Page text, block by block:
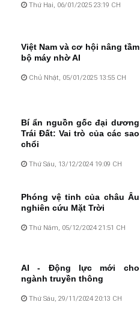
Thứ Hai, 06/01/2025 23:19 CH
Việt Nam và cơ hội nâng tầm
bộ máy nhờ AI
Chủ Nhật, 05/01/2025 13:55 CH
Bí ẩn nguồn gốc đại dương
Trái Đất: Vai trò của các sao
chổi
Thứ Sáu, 13/12/2024 19:09 CH
Phóng vệ tinh của châu Âu
nghiên cứu Mặt Trời
Thứ Năm, 05/12/2024 21:51 CH
AI - Động lực mới cho
ngành truyền thông
Thứ Sáu, 29/11/2024 20:13 CH